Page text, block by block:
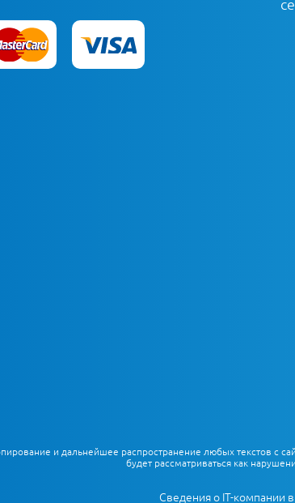
и дальнейшее распространение любых текстов с
будет рассматриваться как
Сведения о IT-компании